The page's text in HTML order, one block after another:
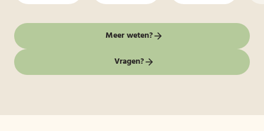
Meer weten?
Vragen?